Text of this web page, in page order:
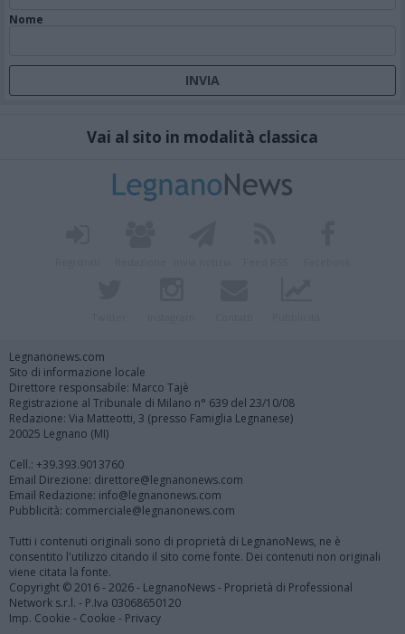
Nome
Vai al sito in modalità classica
Legnanonews.com
Sito di informazione locale
Direttore responsabile: Marco Tajè
Registrazione al Tribunale di Milano n° 639 del 23/10/08
Redazione: Via Matteotti, 3 (presso Famiglia Legnanese)
20025 Legnano (MI)
Cell.: +39.393.9013760
Email Direzione: direttore@legnanonews.com
Email Redazione: info@legnanonews.com
Pubblicità: commerciale@legnanonews.com
Tutti i contenuti originali sono di proprietà di LegnanoNews, ne è
consentito l'utilizzo citando il sito come fonte. Dei contenuti non originali
viene citata la fonte.
Copyright © 2016 - 2026 - LegnanoNews - Proprietà di Professional
Network s.r.l. - P.Iva 03068650120
Imp. Cookie - Cookie - Privacy